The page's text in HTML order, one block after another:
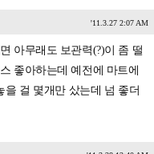
'11.3.27 2:07 AM
아무래도 보관력(?)이 좀 떨
좋아하는데 예전에 마트에
을 걸 몇개만 샀는데 넘 좋더